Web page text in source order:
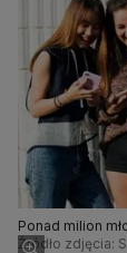
Ponad milion
Źródło zdjęcia: